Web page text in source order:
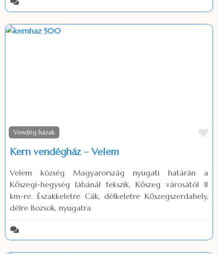
Vendég házak
Kern vendégház – Velem
Velem község Magyarország nyugati határán a
Kőszegi-hegység lábánál fekszik, Kőszeg városától 8
km-re. Északkeletre Cák, délkeletre Kőszegszerdahely,
délre Bozsok, nyugatra